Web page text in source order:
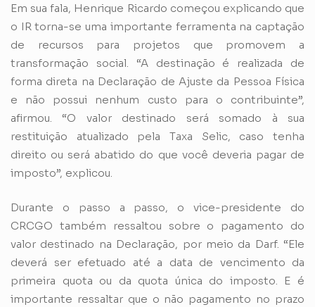
Em sua fala, Henrique Ricardo começou explicando que
o IR torna-se uma importante ferramenta na captação
de recursos para projetos que promovem a
transformação social. “A destinação é realizada de
forma direta na Declaração de Ajuste da Pessoa Física
e não possui nenhum custo para o contribuinte”,
afirmou. “O valor destinado será somado à sua
restituição atualizado pela Taxa Selic, caso tenha
direito ou será abatido do que você deveria pagar de
imposto”, explicou.
Durante o passo a passo, o vice-presidente do
CRCGO também ressaltou sobre o pagamento do
valor destinado na Declaração, por meio da Darf. “Ele
deverá ser efetuado até a data de vencimento da
primeira quota ou da quota única do imposto. E é
importante ressaltar que o não pagamento no prazo